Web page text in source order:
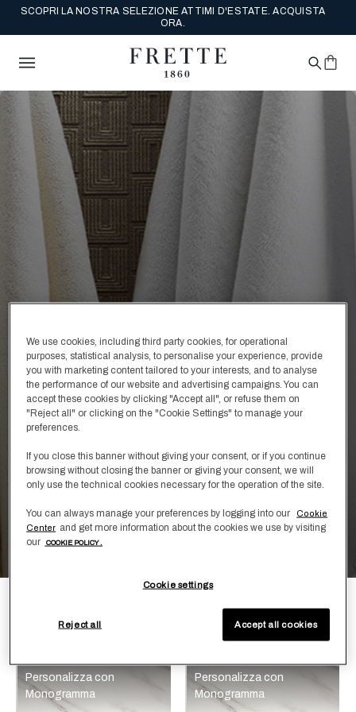
SCOPRI LA NOSTRA SELEZIONE ATTIMI D'ESTATE. ACQUISTA
ORA.
Plush
La selezione dell'opzione rifletterà i dati presenti nell'area del
Affina la ricerca:
Personalizza con
Monogramma
Personalizza con
Monogramma
We use cookies, including third party cookies, for operational
purposes, statistical analysis, to personalise your experience, provide
you with marketing content tailored to your interests, and to analyse
the performance of our website and advertising campaigns. You can
accept these cookies by clicking "Accept all", or refuse them on
"Reject all" or clicking on the "Cookie Settings" to manage your
preferences.
If you close this banner without giving your consent, or if you continue
browsing without closing the banner or giving your consent, we will
only use the technical cookies necessary for the operation of the site.
You can always manage your preferences by logging into our
Cookie
Center and get more information about the cookies we use by visiting
our
COOKIE POLICY .
Cookie settings
Reject all Accept all cookies